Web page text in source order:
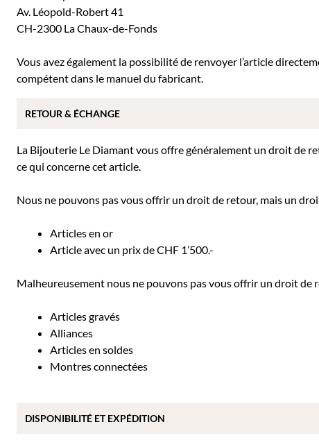
Av. Léopold-Robert 41
CH-2300 La Chaux-de-Fonds
Vous avez également la possibilité de renvoyer l’article
compétent dans le manuel du fabricant.
La Bijouterie Le Diamant vous offre généralement un droit de
ce qui concerne cet article.
Nous ne pouvons pas vous offrir un droit de retour, mais un
Articles en or
Article avec un prix de CHF 1’500.-
Malheureusement nous ne pouvons pas vous offrir un droit de
Articles gravés
Alliances
Articles en soldes
Montres connectées
RETOUR & ÉCHANGE
DISPONIBILITÉ ET EXPÉDITION